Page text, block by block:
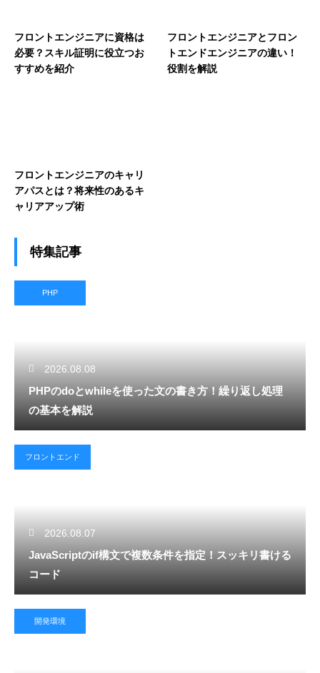
フロントエンジニアに資格は
必要？スキル証明に役立つお
すすめを紹介
フロントエンジニアとフロン
トエンドエンジニアの違い！
役割を解説
フロントエンジニアのキャリ
アパスとは？将来性のあるキ
ャリアアップ術
特集記事
PHP
2026.08.08
PHPのdoとwhileを使った文の書き方！繰り返し処理
の基本を解説
フロントエンド
2026.08.07
JavaScriptのif構文で複数条件を指定！スッキリ書ける
コード
開発環境